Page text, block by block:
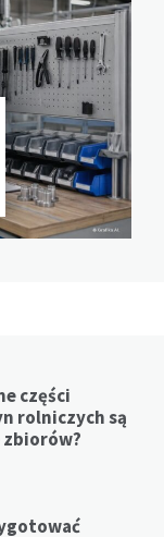
części
rolniczych są
zbiorów?